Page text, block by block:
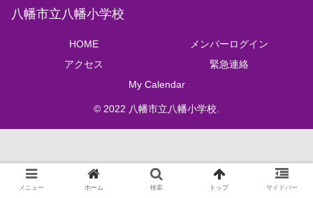
八幡市立八幡小学校
HOME
メンバーログイン
アクセス
緊急連絡
My Calendar
© 2022 八幡市立八幡小学校.
メニュー ホーム 検索 トップ サイドバー